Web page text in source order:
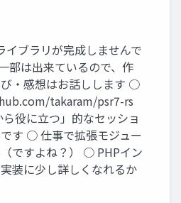
ブラリが完成しませんで
部は出来ているので、作
・感想はお話しします ○
takaram/psr7-rs
役に立つ」的なセッショ
す ○ 仕事で拡張モジュー
ですよね？） ○ PHPイン
装に少し詳しくなれるか